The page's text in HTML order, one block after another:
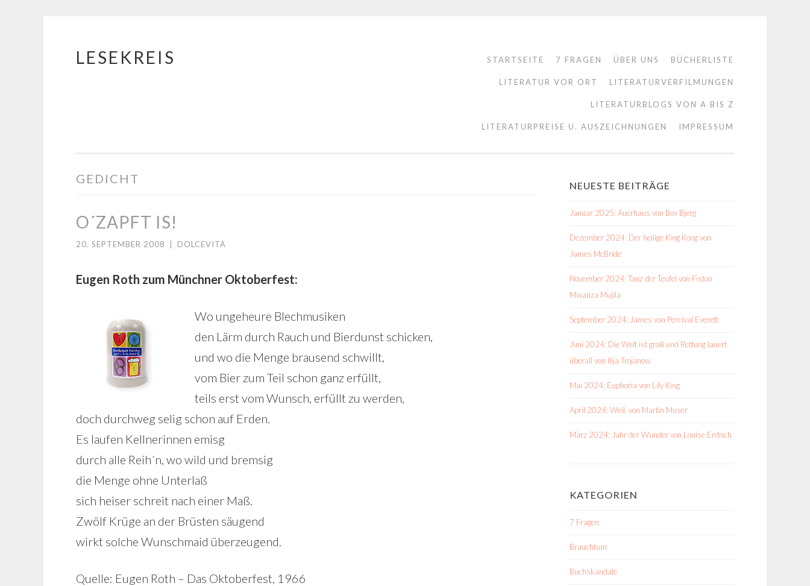
Springe
LESEKREIS STARTSEITE 7 FRAGEN ÜBER UNS BÜCHERLISTE
LITERATUR VOR ORT LITERATURVERFILMUNGEN
LITERATURBLOGS VON A BIS Z
LITERATURPREISE U. AUSZEICHNUNGEN IMPRESSUM
GEDICHT
O´ZAPFT IS!
20. SEPTEMBER 2008 DOLCEVITA
Eugen Roth zum Münchner Oktoberfest:
Wo ungeheure Blechmusiken
den Lärm durch Rauch und Bierdunst schicken,
und wo die Menge brausend schwillt,
vom Bier zum Teil schon ganz erfüllt,
teils erst vom Wunsch, erfüllt zu werden,
doch durchweg selig schon auf Erden.
Es laufen Kellnerinnen emisg
durch alle Reih´n, wo wild und bremsig
die Menge ohne Unterlaß
sich heiser schreit nach einer Maß.
Zwölf Krüge an der Brüsten säugend
wirkt solche Wunschmaid überzeugend.
Quelle: Eugen Roth – Das Oktoberfest, 1966
NEUESTE BEITRÄGE
Januar 2025: Auerhaus von Bov Bjerg
Dezember 2024: Der heilige King Kong von
James McBride
November 2024: Tanz der Teufel von Fiston
Mwanza Mujila
September 2024: James von Percival Everett
Juni 2024: Die Welt ist groß und Rettung lauert
überall von Ilija Trojanow
Mai 2024: Euphoria von Lily King
April 2024: Weil. von Martin Muser
März 2024: Jahr der Wunder von Louise Erdrich
KATEGORIEN
7 Fragen
Brauchtum
Buchskandale